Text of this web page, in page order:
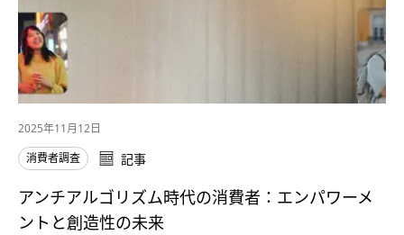
2025年11月12日
消費者調査
記事
アンチアルゴリズム時代の消費者：エンパワーメ
ントと創造性の未来